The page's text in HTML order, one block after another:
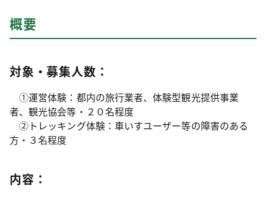
概要
対象・募集人数：
①運営体験：都内の旅行業者、体験型観光提供事業
者、観光協会等・２０名程度
②トレッキング体験：車いすユーザー等の障害のある
方・３名程度
内容：